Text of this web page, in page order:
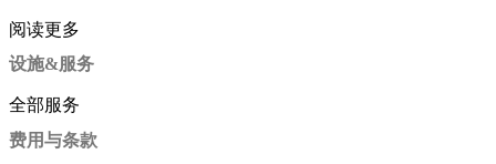
阅读更多
设施&服务
全部服务
费用与条款